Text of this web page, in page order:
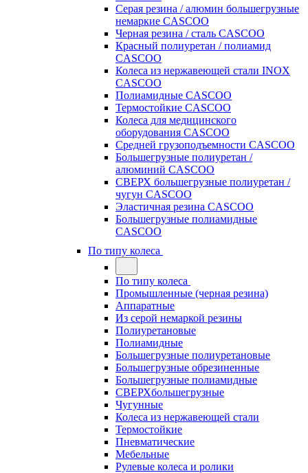
Серая резина / алюмин большегрузные
немаркие CASCOO
Черная резина / сталь CASCOO
Красный полиуретан / полиамид
CASCOO
Колеса из нержавеющей стали INOX
CASCOO
Полиамидные CASCOO
Термостойкие CASCOO
Колеса для медицинского
оборудования CASCOO
Средней грузоподъемности CASCOO
Большегрузные полиуретан /
алюминий CASCOO
СВЕРХ большегрузные полиуретан /
чугун CASCOO
Эластичная резина CASCOO
Большегрузные полиамидные
CASCOO
По типу колеса
По типу колеса
Промышленные (черная резина)
Аппаратные
Из серой немаркой резины
Полиуретановые
Полиамидные
Большегрузные полиуретановые
Большегрузные обрезиненные
Большегрузные полиамидные
СВЕРХбольшегрузные
Чугунные
Колеса из нержавеющей стали
Термостойкие
Пневматические
Мебельные
Рулевые колеса и ролики